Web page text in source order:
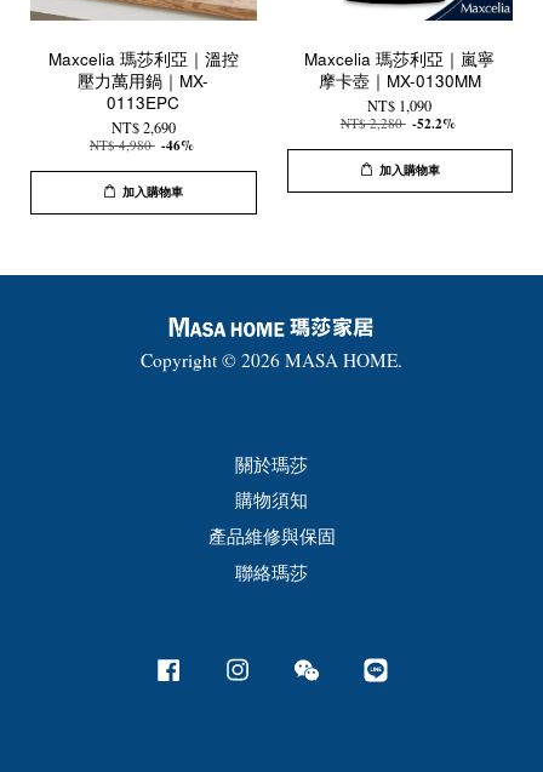
Maxcelia 瑪莎利亞｜溫控
壓力萬用鍋｜MX-
0113EPC
NT$ 2,690
NT$ 4,980 -46%
加入購物車
Maxcelia 瑪莎利亞｜嵐寧
摩卡壺｜MX-0130MM
NT$ 1,090
NT$ 2,280 -52.2%
加入購物車
Copyright © 2026 MASA HOME.
關於瑪莎
購物須知
產品維修與保固
聯絡瑪莎
Facebook Instagram Wechat